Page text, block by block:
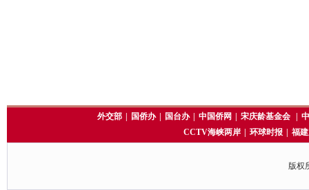
外交部 国侨办 国台办 中国侨网 宋庆龄基金会
CCTV海峡两岸
环球时报 福
版权